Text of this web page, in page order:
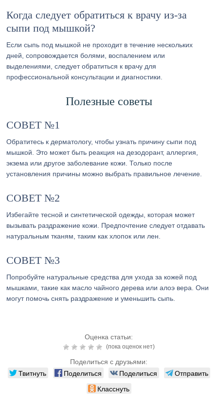
Когда следует обратиться к врачу из-за
сыпи под мышкой?
Если сыпь под мышкой не проходит в течение нескольких
дней, сопровождается болями, воспалением или
выделениями, следует обратиться к врачу для
профессиональной консультации и диагностики.
Полезные советы
СОВЕТ №1
Обратитесь к дерматологу, чтобы узнать причину сыпи под
мышкой. Это может быть реакция на дезодорант, аллергия,
экзема или другое заболевание кожи. Только после
установления причины можно выбрать правильное лечение.
СОВЕТ №2
Избегайте тесной и синтетической одежды, которая может
вызывать раздражение кожи. Предпочтение следует отдавать
натуральным тканям, таким как хлопок или лен.
СОВЕТ №3
Попробуйте натуральные средства для ухода за кожей под
мышками, такие как масло чайного дерева или алоэ вера. Они
могут помочь снять раздражение и уменьшить сыпь.
Оценка статьи:
(пока оценок нет)
Поделиться с друзьями:
Твитнуть Поделиться Поделиться
Отправить
Класснуть